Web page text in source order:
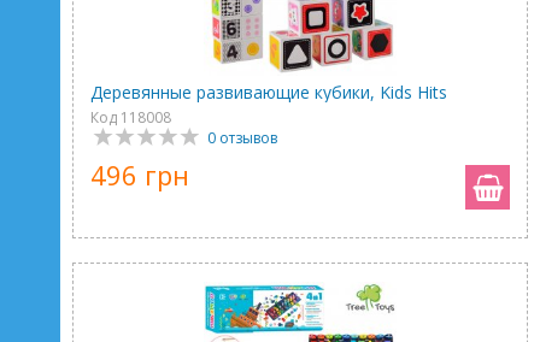
Деревянные развивающие кубики, Kids Hits
Код 118008
0 отзывов
496 грн